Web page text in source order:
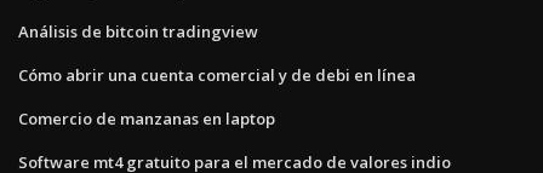
Análisis de bitcoin tradingview
Cómo abrir una cuenta comercial y de debi en línea
Comercio de manzanas en laptop
Software mt4 gratuito para el mercado de valores indio